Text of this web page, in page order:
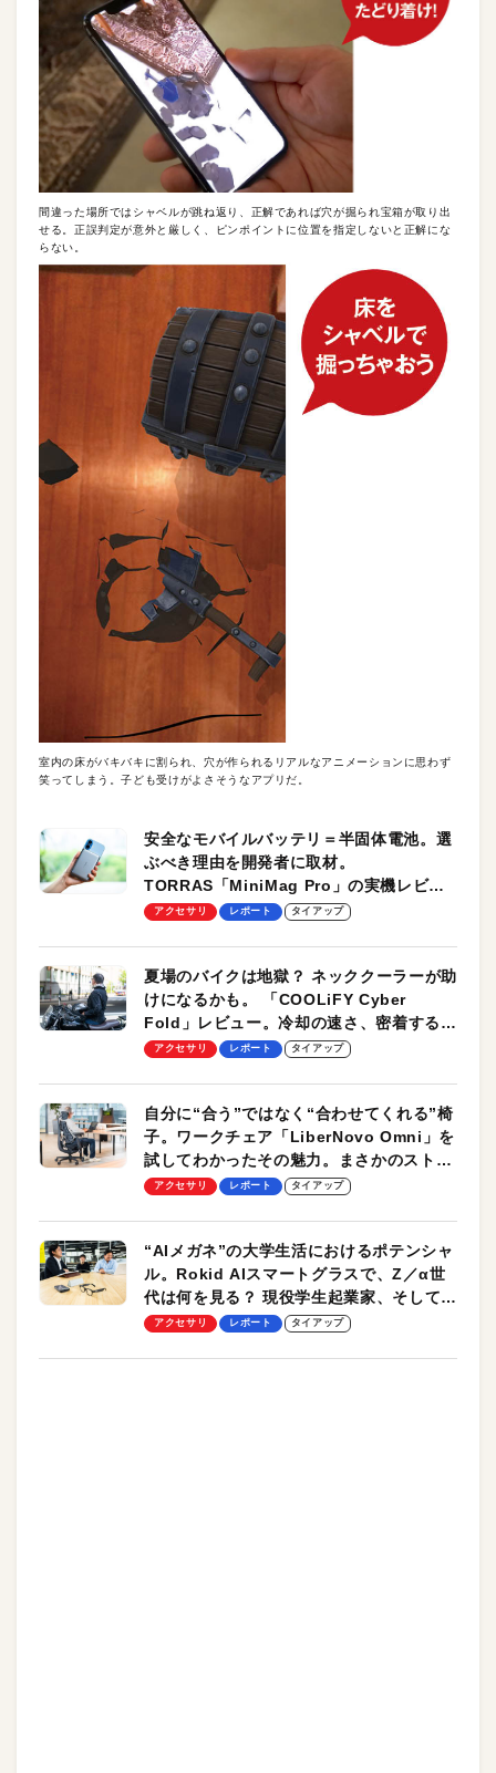
間違った場所ではシャベルが跳ね返り、正解であれば穴が掘られ宝箱が取り出
せる。正誤判定が意外と厳しく、ピンポイントに位置を指定しないと正解にな
らない。
室内の床がバキバキに割られ、穴が作られるリアルなアニメーションに思わず
笑ってしまう。子ども受けがよさそうなアプリだ。
安全なモバイルバッテリ＝半固体電池。選
ぶべき理由を開発者に取材。
TORRAS「MiniMag Pro」の実機レビュ
ーも
アクセサリ レポート タイアップ
夏場のバイクは地獄？ ネッククーラーが助
けになるかも。 「COOLiFY Cyber
Fold」レビュー。冷却の速さ、密着する冷
却プレート、シンプルな操作性がグッド！
アクセサリ レポート タイアップ
自分に“合う”ではなく“合わせてくれる”椅
子。ワークチェア「LiberNovo Omni」を
試してわかったその魅力。まさかのストレ
ッチ機能も搭載
アクセサリ レポート タイアップ
“AIメガネ”の大学生活におけるポテンシャ
ル。Rokid AIスマートグラスで、Z／α世
代は何を見る？ 現役学生起業家、そして教
授による体験会レポート【PR】
アクセサリ レポート タイアップ